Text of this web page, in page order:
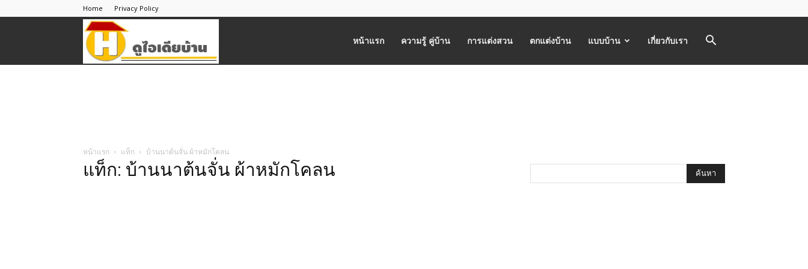
Home Privacy Policy
หน้าแรก ความรู้ คู่บ้าน การแต่งสวน ตกแต่งบ้าน แบบบ้าน เกี่ยวกับเรา
หน้าแรก แท็ก บ้านนาต้นจั่น ผ้าหมักโคลน
แท็ก: บ้านนาต้นจั่น ผ้าหมักโคลน